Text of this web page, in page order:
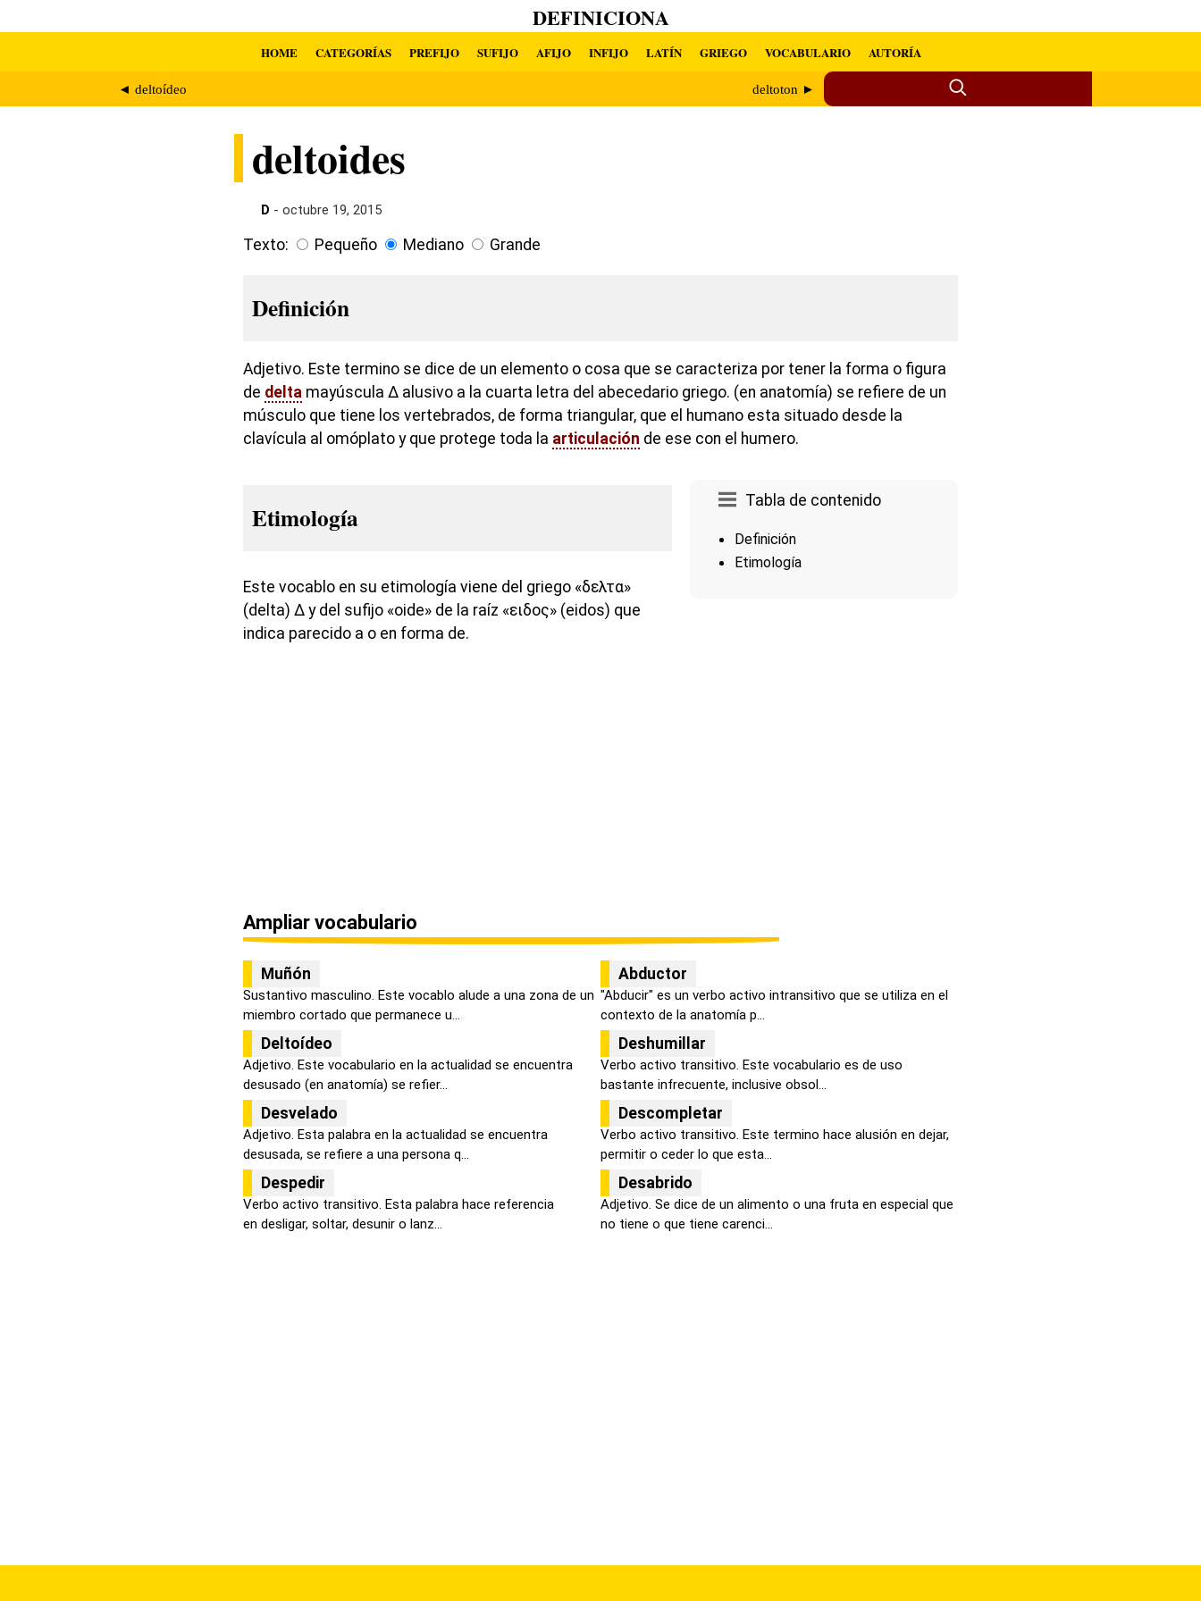
DEFINICIONA
HOME CATEGORÍAS PREFIJO SUFIJO AFIJO INFIJO LATÍN GRIEGO VOCABULARIO AUTORÍA
◄ deltoídeo deltoton ►
deltoides
D - octubre 19, 2015
Texto: Pequeño Mediano Grande
Definición
Adjetivo. Este termino se dice de un elemento o cosa que se caracteriza por tener la forma o figura
de delta mayúscula Δ alusivo a la cuarta letra del abecedario griego. (en anatomía) se refiere de un
músculo que tiene los vertebrados, de forma triangular, que el humano esta situado desde la
clavícula al omóplato y que protege toda la articulación de ese con el humero.
Tabla de contenido
Definición
Etimología
Etimología
Este vocablo en su etimología viene del griego «δελτα»
(delta) Δ y del sufijo «oide» de la raíz «ειδος» (eidos) que
indica parecido a o en forma de.
Ampliar vocabulario
Muñón
Sustantivo masculino. Este vocablo alude a una zona de un
miembro cortado que permanece u...
Abductor
"Abducir" es un verbo activo intransitivo que se utiliza en el
contexto de la anatomía p...
Deltoídeo
Adjetivo. Este vocabulario en la actualidad se encuentra
desusado (en anatomía) se refier...
Deshumillar
Verbo activo transitivo. Este vocabulario es de uso
bastante infrecuente, inclusive obsol...
Desvelado
Adjetivo. Esta palabra en la actualidad se encuentra
desusada, se refiere a una persona q...
Descompletar
Verbo activo transitivo. Este termino hace alusión en dejar,
permitir o ceder lo que esta...
Despedir
Verbo activo transitivo. Esta palabra hace referencia
en desligar, soltar, desunir o lanz...
Desabrido
Adjetivo. Se dice de un alimento o una fruta en especial que
no tiene o que tiene carenci...